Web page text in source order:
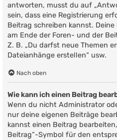
antworten, musst du auf
sein, dass eine Registrierung
Beitrag schreiben kannst.
am Ende der Foren- und der
Z. B. „Du darfst neue Themen
Dateianhänge erstellen“ usw.
Nach oben
Wie kann ich einen Beitrag
Wenn du nicht Administrator
nur deine eigenen Beiträge
kannst einen Beitrag
Beitrag“-Symbol für den